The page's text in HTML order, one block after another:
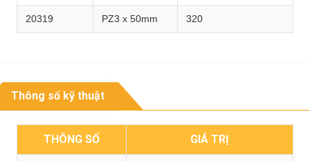
20319 PZ3 x 50mm 320
Thông số kỹ thuật
THÔNG SỐ GIÁ TRỊ